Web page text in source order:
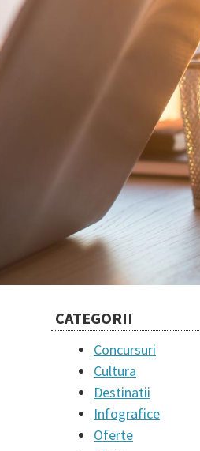
CATEGORII
Concursuri
Cultura
Destinatii
Infografice
Oferte